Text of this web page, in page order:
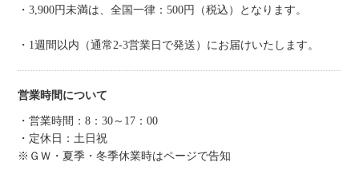
・3,900円未満は、全国一律：500円（税込）となります。
・1週間以内（通常2-3営業日で発送）にお届けいたします。
営業時間について
・営業時間：8：30～17：00
・定休日：土日祝
※ＧＷ・夏季・冬季休業時はページで告知